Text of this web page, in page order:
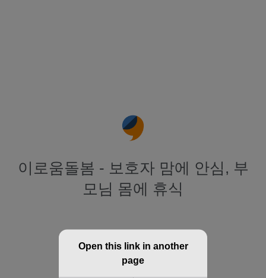
이로움돌봄 - 보호자 맘에 안심, 부
모님 몸에 휴식